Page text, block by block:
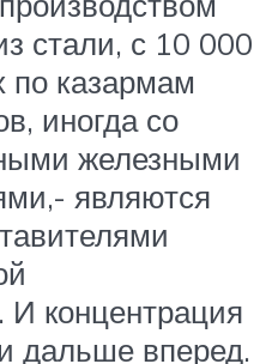
стали, с 10 000
по казармам
иногда со
железными
являются
концентрация
дальше вперед.